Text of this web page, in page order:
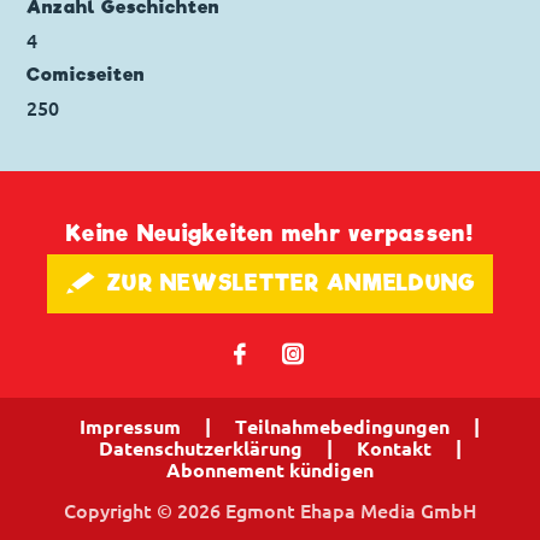
Anzahl Geschichten
4
Comicseiten
250
Keine Neuigkeiten mehr verpassen!
🖋 ZUR NEWSLETTER ANMELDUNG
𝖿 📷
Impressum Teilnahmebedingungen
Datenschutzerklärung
Kontakt
Abonnement kündigen
Copyright © 2026 Egmont Ehapa Media GmbH